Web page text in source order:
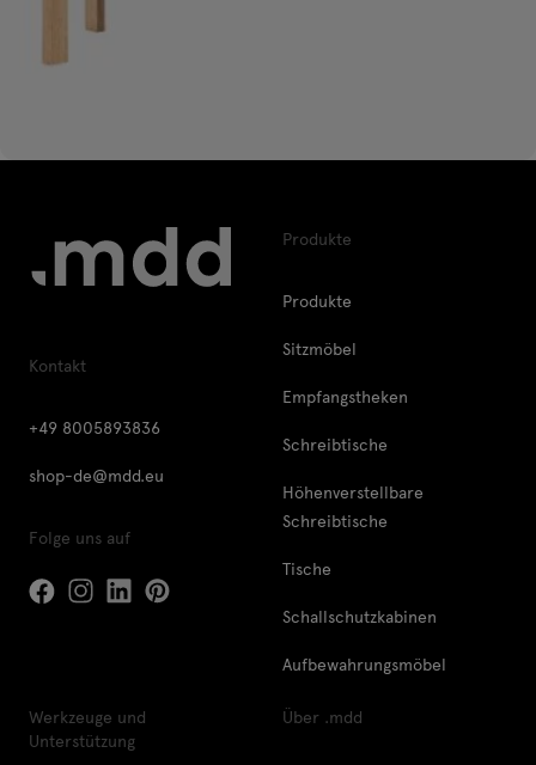
Kontakt
+49 8005893836
shop-de@mdd.eu
Folge uns auf
Produkte
Produkte
Sitzmöbel
Empfangstheken
Schreibtische
Höhenverstellbare
Schreibtische
Tische
Schallschutzkabinen
Aufbewahrungsmöbel
Werkzeuge und
Unterstützung
Über .mdd